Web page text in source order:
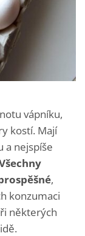
vápníku,
kostí. Mají
a nejspíše
,
konzumaci
některých